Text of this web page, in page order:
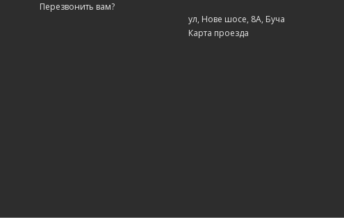
Перезвонить вам?
ул, Нове шосе, 8А, Буча
Карта проезда